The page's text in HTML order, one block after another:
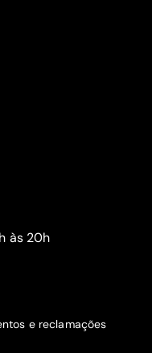
às 20h
e reclamações